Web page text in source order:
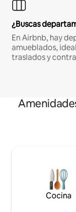
¿Buscas
En Airbnb, hay
amueblados,
traslados y
Cocina